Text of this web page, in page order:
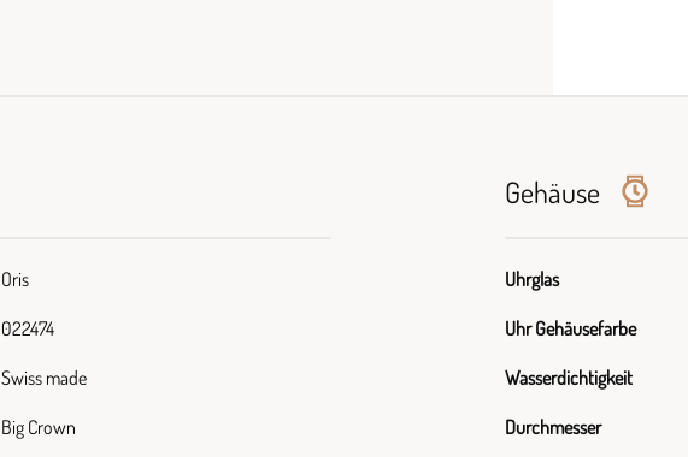
Oris
022474
Swiss made
Big Crown
Gehäuse
Uhrglas
Uhr Gehäusefarbe
Wasserdichtigkeit
Durchmesser